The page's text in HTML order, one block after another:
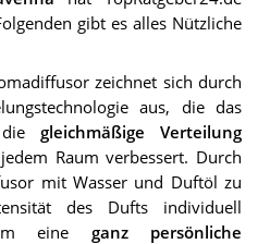
gibt es alles Nützliche
zeichnet sich durch
aus, die das
die gleichmäßige Verteilung
Raum verbessert. Durch
mit Wasser und Duftöl zu
des Dufts individuell
eine ganz persönliche